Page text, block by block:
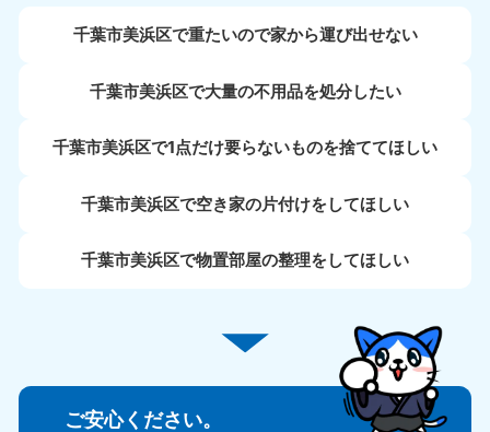
千葉市美浜区で重たいので家から運び出せない
千葉市美浜区で大量の不用品を処分したい
千葉市美浜区で1点だけ要らないものを捨ててほしい
千葉市美浜区で空き家の片付けをしてほしい
千葉市美浜区で物置部屋の整理をしてほしい
ご安心ください。